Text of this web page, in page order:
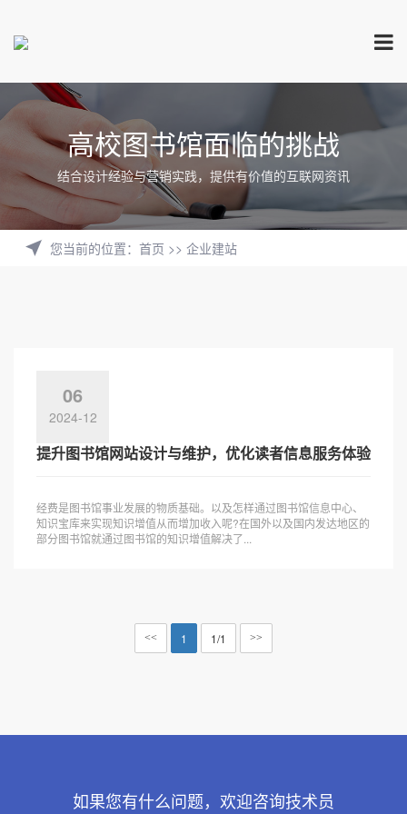
高校图书馆面临的挑战
结合设计经验与营销实践，提供有价值的互联网资讯
您当前的位置： 首页 >> 企业建站
06
2024-12
提升图书馆网站设计与维护，优化读者信息服务体验
经费是图书馆事业发展的物质基础。以及怎样通过图书馆信息中心、
知识宝库来实现知识增值从而增加收入呢?在国外以及国内发达地区的
部分图书馆就通过图书馆的知识增值解决了...
<< 1 1/1 >>
如果您有什么问题，欢迎咨询技术员